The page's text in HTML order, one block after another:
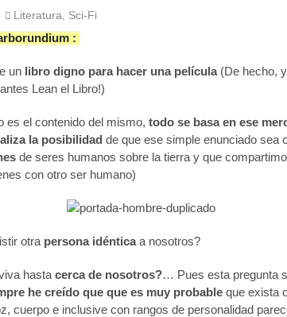
Literatura Sci-Fi
:
un libro digno para hacer una película(De hecho,
Lean el Libro!)
es el contenido del mismo,todo se basa en ese
la posibilidad de que ese simple enunciado sea
de seres humanos sobre la tierra y que
con otro ser humano)
otra persona idénticaa nosotros?
hastacerca de nosotros?… Pues esta pregunta
he creído que que es muy probable que exista
cuerpo e inclusive con rangos de personalidad